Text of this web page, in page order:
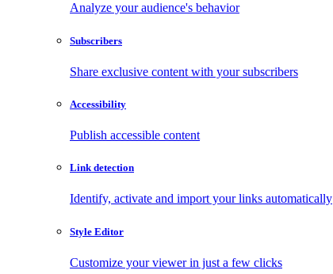
Analyze your audience's behavior
Subscribers
Share exclusive content with your subscribers
Accessibility
Publish accessible content
Link detection
Identify, activate and import your links automatically
Style Editor
Customize your viewer in just a few clicks